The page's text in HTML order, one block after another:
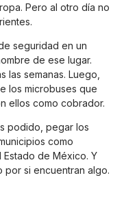
Pero al otro día no
seguridad en un
de ese lugar.
las semanas. Luego,
los microbuses que
ellos como cobrador.
podido, pegar los
como
de México. Y
por si encuentran algo.